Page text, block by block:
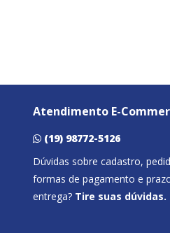
Atendimento E-
(19) 98772-5126
Dúvidas sobre cadastro,
formas de pagamento e
entrega? Tire suas dúvidas.